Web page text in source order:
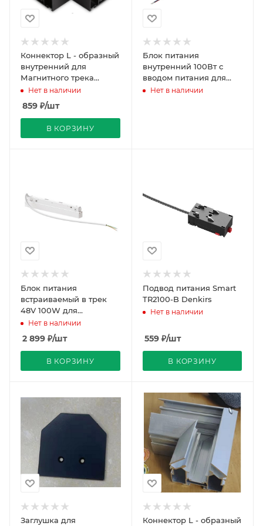
Коннектор L - образный
внутренний для
Магнитного трека
Встраиваемого-
Натяжной Черный
REDIGLE
Нет в наличии
859 ₽/шт
В КОРЗИНУ
Блок питания
внутренний 100Вт с
вводом питания для
шинопровода Magnetic
Нет в наличии
Блок питания
встраиваемый в трек
48V 100W для
магнитной трековой
системы ARTE LAMP
LINEA
Нет в наличии
2 899 ₽/шт
В КОРЗИНУ
Подвод питания Smart
TR2100-B Denkirs
Нет в наличии
559₽/шт
В КОРЗИНУ
Заглушка для
Коннектор L - образный